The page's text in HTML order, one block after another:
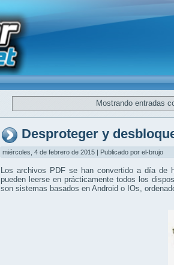
Mostrando entradas
Desproteger y
miércoles, 4 de febrero de 2015 | Publicado por el-brujo
Los archivos PDF se han convertido a día de
pueden leerse en prácticamente todos los
son sistemas basados en Android o IOs,